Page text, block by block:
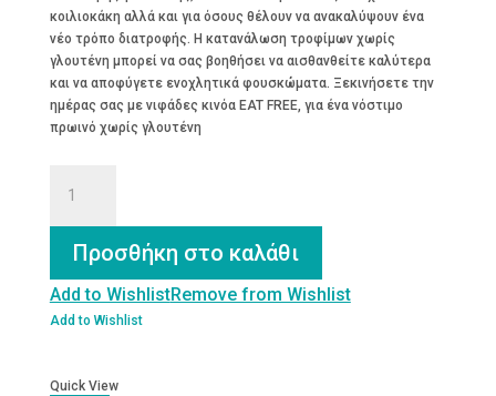
κοιλιοκάκη αλλά και για όσους θέλουν να ανακαλύψουν ένα
νέο τρόπο διατροφής. Η κατανάλωση τροφίμων χωρίς
γλουτένη μπορεί να σας βοηθήσει να αισθανθείτε καλύτερα
και να αποφύγετε ενοχλητικά φουσκώματα. Ξεκινήσετε την
ημέρας σας με νιφάδες κινόα EAT FREE, για ένα νόστιμο
πρωινό χωρίς γλουτένη
Κινόα
γλουτένη
ποσότητα
Προσθήκη στο καλάθι
Add to WishlistRemove from Wishlist
Add to Wishlist
Quick View